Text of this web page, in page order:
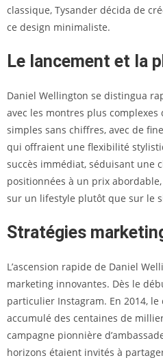
classique, Tysander décida de
ce design minimaliste.
Le lancement et la
Daniel Wellington se distingua
avec les montres plus complexes
simples sans chiffres, avec de
qui offraient une flexibilité
succès immédiat, séduisant une
positionnées à un prix
sur un lifestyle plutôt que sur le
Stratégies
L’ascension rapide de Daniel
marketing innovantes. Dès le
particulier Instagram. En 2014,
accumulé des centaines de
campagne pionnière
horizons étaient invités à